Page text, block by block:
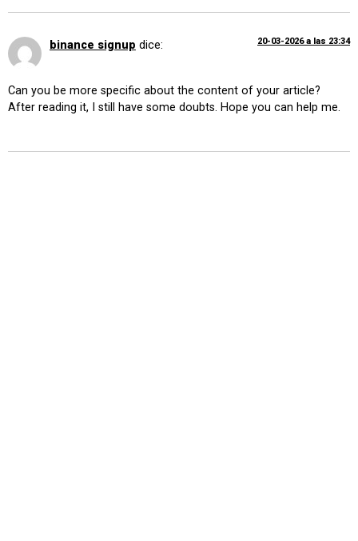
binance signup dice: 20-03-2026 a las 23:34
Can you be more specific about the content of your article?
After reading it, I still have some doubts. Hope you can help me.